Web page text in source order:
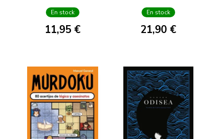
En stock
11,95 €
En stock
21,90 €